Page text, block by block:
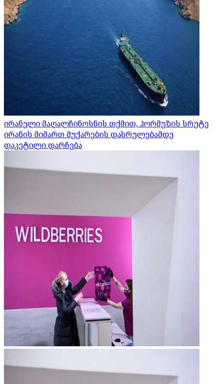
ირანელი მაღალჩინოსნის თქმით, ჰორმუზის სრუტე
ირანის მიმართ მუქარების დასრულებამდე
დაკეტილი დარჩება